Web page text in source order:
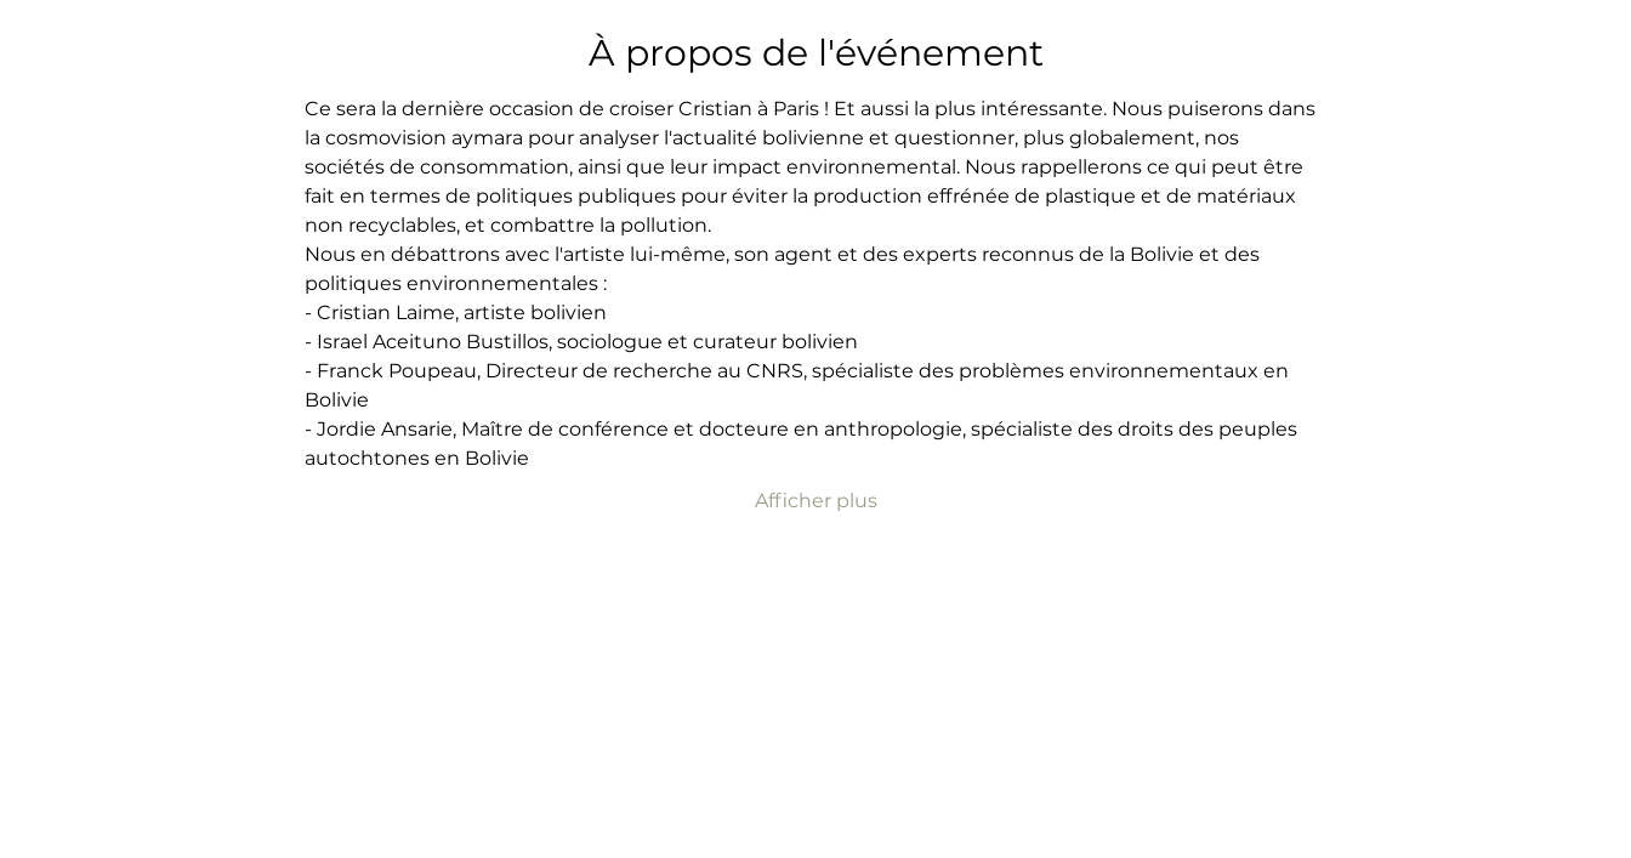
À propos de l'événement
Ce sera la dernière occasion de croiser Cristian à Paris ! Et aussi la plus intéressante. Nous puiserons dans
la cosmovision aymara pour analyser l'actualité bolivienne et questionner, plus globalement, nos
sociétés de consommation, ainsi que leur impact environnemental. Nous rappellerons ce qui peut être
fait en termes de politiques publiques pour éviter la production effrénée de plastique et de matériaux
non recyclables, et combattre la pollution.
Nous en débattrons avec l'artiste lui-même, son agent et des experts reconnus de la Bolivie et des
politiques environnementales :
- Cristian Laime, artiste bolivien
- Israel Aceituno Bustillos, sociologue et curateur bolivien
- Franck Poupeau, Directeur de recherche au CNRS, spécialiste des problèmes environnementaux en
Bolivie
- Jordie Ansarie, Maître de conférence et docteure en anthropologie, spécialiste des droits des peuples
autochtones en Bolivie
Afficher plus